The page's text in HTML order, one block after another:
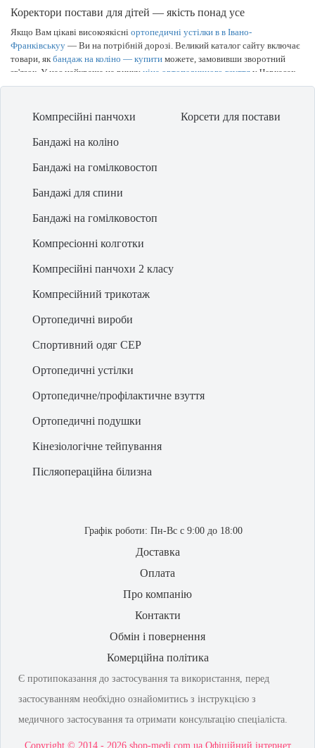
Коректори постави для дітей — якість понад усе
Якщо Вам цікаві високоякісні ортопедичні устілки в в Івано-
Франківськуу — Ви на потрібній дорозі. Великий каталог сайту включає
товари, якбандаж на коліно — купити можете, замовивши зворотний
зв'язок. У нас найкраща на ринку ціна ортопедичного взуття у Черкасах
та за іншими містами України. Гарнийкорсет для спини у Львовілегко
Компресійні панчохи Корсети для постави
Бандажі на коліно
Бандажі на гомілковостоп
Бандажі для спини
Бандажі на гомілковостоп
Компресіонні колготки
Компресійні панчохи 2 класу
Компресійний трикотаж
Ортопедичні вироби
Спортивний одяг CEP
Ортопедичні устілки
Ортопедичне/профілактичне взуття
Ортопедичні подушки
Кінезіологічне тейпування
Післяопераційна білизна
Графік роботи: Пн-Вс с 9:00 до 18:00
Доставка
Оплата
Про компанію
Контакти
Обмін і повернення
Комерційна політика
Є протипоказання до застосування та використання, перед
застосуванням необхідно ознайомитись з інструкцією з
медичного застосування та отримати консультацію спеціаліста.
Copyright © 2014 - 2026 shop-medi.com.ua Офіційний інтернет